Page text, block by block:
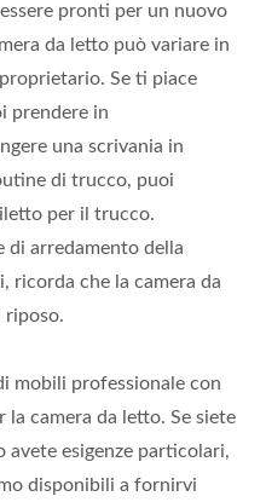
pronti per un nuovo
da letto può variare in
Se ti piace
prendere in
una scrivania in
di trucco, puoi
per il trucco.
di arredamento della
ricorda che la camera da
riposo.
mobili professionale con
la camera da letto. Se siete
esigenze particolari,
disponibili a fornirvi